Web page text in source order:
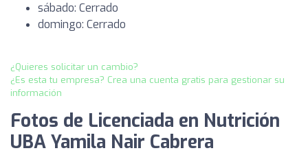
sábado: Cerrado
domingo: Cerrado
¿Quieres solicitar un cambio?
¿Es esta tu empresa? Crea una cuenta gratis para gestionar su
información
Fotos de Licenciada en Nutrición
UBA Yamila Nair Cabrera